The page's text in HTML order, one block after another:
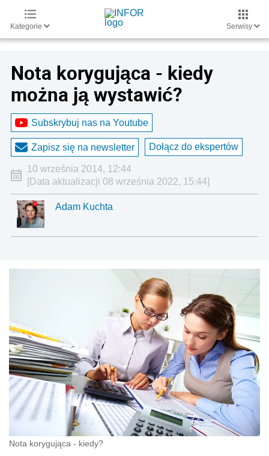
Kategorie Serwisy
Nota korygująca - kiedy
można ją wystawić?
Subskrybuj nas na Youtube
Zapisz się na newsletter Dołącz do ekspertów
10 września 2014, 12:44
[Data aktualizacji 08 września 2022, 15:44]
Adam Kuchta
Nota korygująca - kiedy?